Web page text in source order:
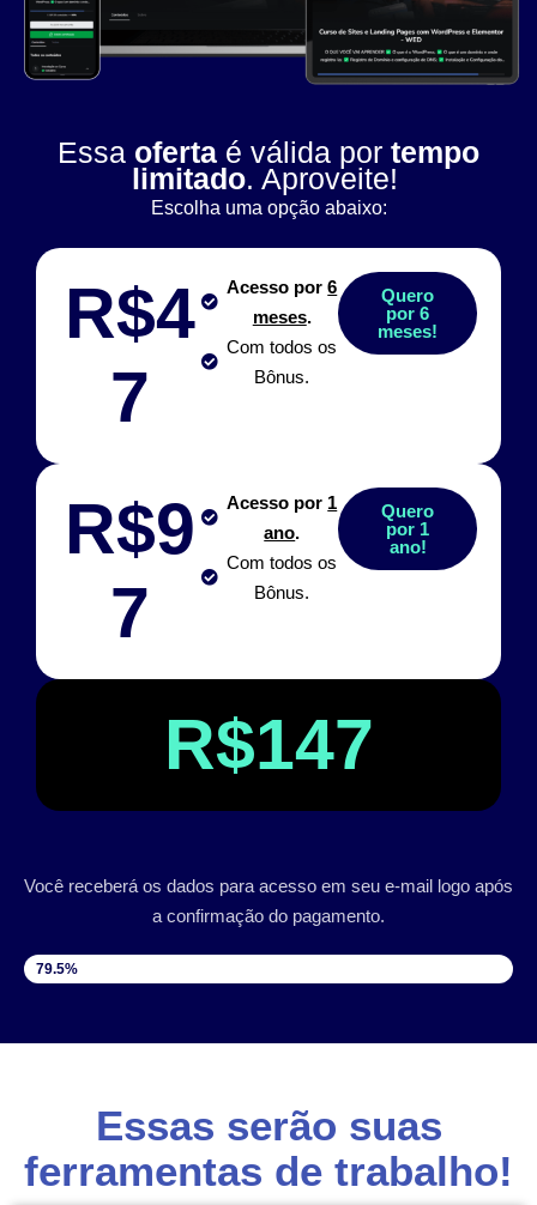
Essa oferta é válida por tempo
limitado. Aproveite!
Escolha uma opção abaixo:
R$4
7
Acesso por6
meses.
Com todos os
Bônus.
Quero
por 6
meses!
R$9
7
Acesso por 1
ano.
Com todos os
Bônus.
Quero
por 1
ano!
R$147
Você receberá os dados para acesso em seu e-mail logo após
a confirmação do pagamento.
VAGAS DISPONÍVEIS
79.5%
Essas serão suas
ferramentas de trabalho!